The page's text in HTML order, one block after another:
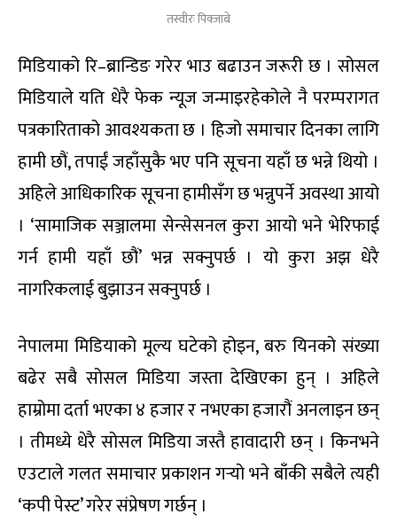
तस्वीरः पिक्जाबे
मिडियाको रि–ब्रान्डिङ गरेर भाउ बढाउन जरूरी छ । सोसल
मिडियाले यति धेरै फेक न्यूज जन्माइरहेकोले नै परम्परागत
पत्रकारिताको आवश्यकता छ । हिजो समाचार दिनका लागि
हामी छौं, तपाईं जहाँसुकै भए पनि सूचना यहाँ छ भन्ने थियो ।
अहिले आधिकारिक सूचना हामीसँग छ भन्नुपर्ने अवस्था आयो
। ‘सामाजिक सञ्जालमा सेन्सेसनल कुरा आयो भने भेरिफाई
गर्न हामी यहाँ छौं’ भन्न सक्नुपर्छ । यो कुरा अझ धेरै
नागरिकलाई बुझाउन सक्नुपर्छ ।
नेपालमा मिडियाको मूल्य घटेको होइन, बरु यिनको संख्या
बढेर सबै सोसल मिडिया जस्ता देखिएका हुन् । अहिले
हाम्रोमा दर्ता भएका ४ हजार र नभएका हजारौं अनलाइन छन्
। तीमध्ये धेरै सोसल मिडिया जस्तै हावादारी छन् । किनभने
एउटाले गलत समाचार प्रकाशन गर्‍यो भने बाँकी सबैले त्यही
‘कपी पेस्ट’ गरेर संप्रेषण गर्छन् ।